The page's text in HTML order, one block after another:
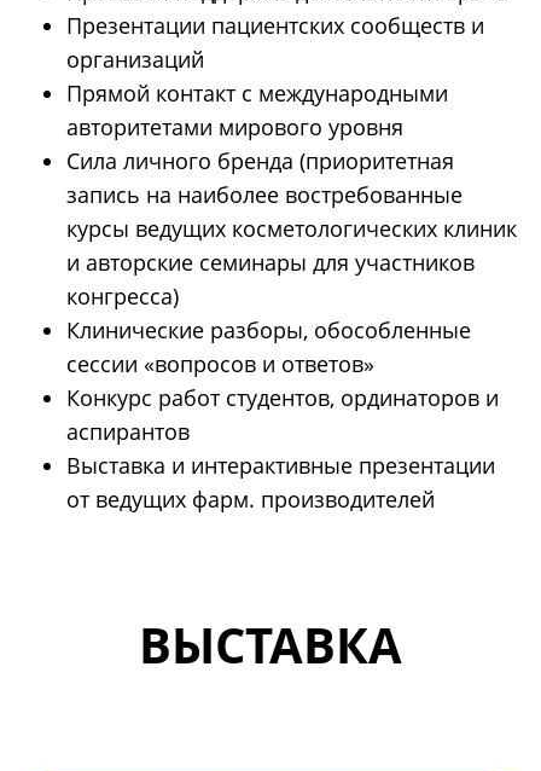
Презентации пациентских сообществ и
организаций
Прямой контакт с международными
авторитетами мирового уровня
Cила личного бренда (приоритетная
запись на наиболее востребованные
курсы ведущих косметологических клиник
и авторские семинары для участников
конгресса)
Клинические разборы, обособленные
сессии «вопросов и ответов»
Конкурс работ студентов, ординаторов и
аспирантов
Выставка и интерактивные презентации
от ведущих фарм. производителей
ВЫСТАВКА